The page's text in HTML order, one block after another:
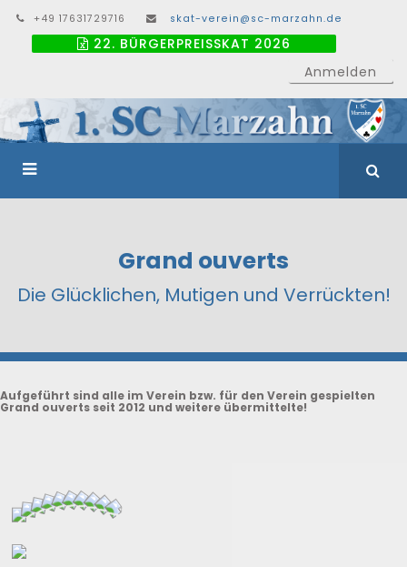
+49 17631729716 skat-verein@sc-marzahn.de
22. BÜRGERPREISSKAT 2026
Anmelden
Grand ouverts
Die Glücklichen, Mutigen und Verrückten!
Aufgeführt sind alle im Verein bzw. für den Verein gespielten
Grand ouverts seit 2012 und weitere übermittelte!